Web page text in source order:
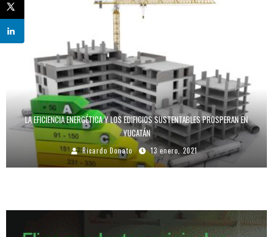
LA EFICIENCIA ENERGÉTICA Y LOS EDIFICIOS SUSTENTABLES PROSPERAN EN
YUCATÁN
Ricardo Donato 13 enero, 2021